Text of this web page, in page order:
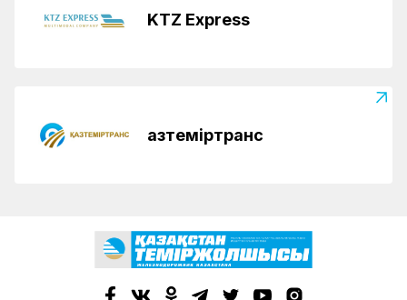
KTZ Express
Қазтеміртранс